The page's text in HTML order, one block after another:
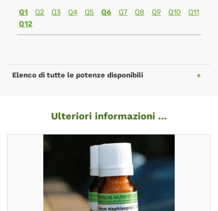
Q1
Q2 Q3 Q4 Q5 Q6 Q7 Q8 Q9 Q10
Q11
Q12
Elenco di tutte le potenze disponibili
Ulteriori informazioni ...